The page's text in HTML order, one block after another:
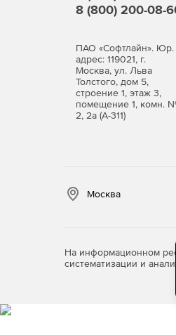
8 (800) 200-08-
ПАО «Софтлайн». Юр.
адрес: 119021, г.
Москва, ул. Льва
Толстого, дом 5,
строение 1, этаж 3,
помещение 1, комн.
2, 2а (А-311)
Москва
На информационном
систематизации и